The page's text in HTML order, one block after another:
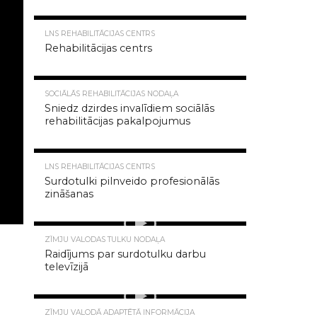
LNS REHABILITĀCIJAS CENTRS
Rehabilitācijas centrs
SOCIĀLĀS REHABILITĀCIJAS NODAĻA
Sniedz dzirdes invalīdiem sociālās
rehabilitācijas pakalpojumus
LNS REHABILITĀCIJAS CENTRS
Surdotulki pilnveido profesionālās
zināšanas
ZĪMJU VALODAS TULKU NODAĻA
Raidījums par surdotulku darbu
televīzijā
ZĪMJU VALODĀ ADAPTĒTĀ INFORMĀCIJA